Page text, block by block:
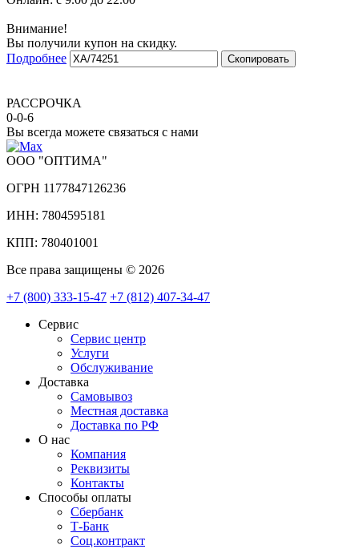
Внимание!
Вы получили купон на скидку.
Подробнее
Скопировать
РАССРОЧКА
0-0-6
Вы всегда можете связаться с нами
ООО "ОПТИМА"
ОГРН 1177847126236
ИНН: 7804595181
КПП: 780401001
Все права защищены © 2026
+7 (800) 333-15-47 +7 (812) 407-34-47
Сервис
Сервис центр
Услуги
Обслуживание
Доставка
Самовывоз
Местная доставка
Доставка по РФ
О нас
Компания
Реквизиты
Контакты
Cпособы оплаты
Сбербанк
Т-Банк
Соц.контракт